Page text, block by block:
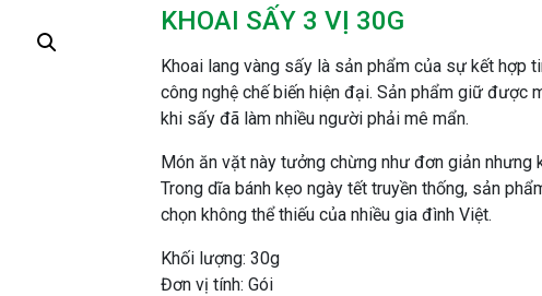
KHOAI SẤY 3 VỊ 30G
Sản phẩm/KHOAI SẤY 3 VỊ 30G
KHOAI SẤY 3 VỊ 30G
Khoai lang vàng sấy là sản phẩm của sự kết hợp
công nghệ chế biến hiện đại. Sản phẩm giữ được
khi sấy đã làm nhiều người phải mê mẩn.
Món ăn vặt này tưởng chừng như đơn giản nhưng
Trong dĩa bánh kẹo ngày tết truyền thống, sản
chọn không thể thiếu của nhiều gia đình Việt.
Khối lượng: 30g
Đơn vị tính: Gói